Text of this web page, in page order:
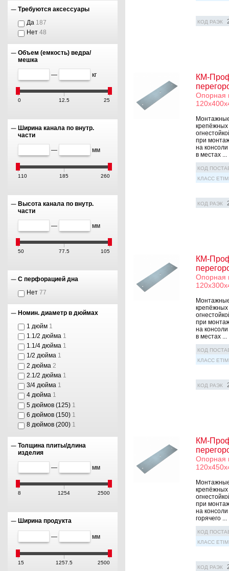
Требуются аксессуары
Да 187
Нет 48
Объем (емкость) ведра/
мешка
— кг
0 12.5 25
Ширина канала по внутр.
части
— мм
110 185 260
Высота канала по внутр.
части
— мм
50 77.5 105
С перфорацией дна
Нет 77
Номин. диаметр в дюймах
1 дюйм 1
1.1/2 дюйма 1
1.1/4 дюйма 1
1/2 дюйма 1
2 дюйма 2
2.1/2 дюйма 1
3/4 дюйма 1
4 дюйма 1
5 дюймов (125) 1
6 дюймов (150) 1
8 дюймов (200) 1
Толщина плиты/длина
изделия
— мм
8 1254 2500
Ширина продукта
— мм
15 1257.5 2500
КОД РАЭК
КМ-
Опорная
при
на
в местах ...
КОД
КЛАСС ETIM
КОД РАЭК
КМ-
Опорная
при
на
в местах ...
КОД
КЛАСС ETIM
КОД РАЭК
КМ-
Опорная
при
на
горячего ...
КОД
КЛАСС ETIM
КОД РАЭК